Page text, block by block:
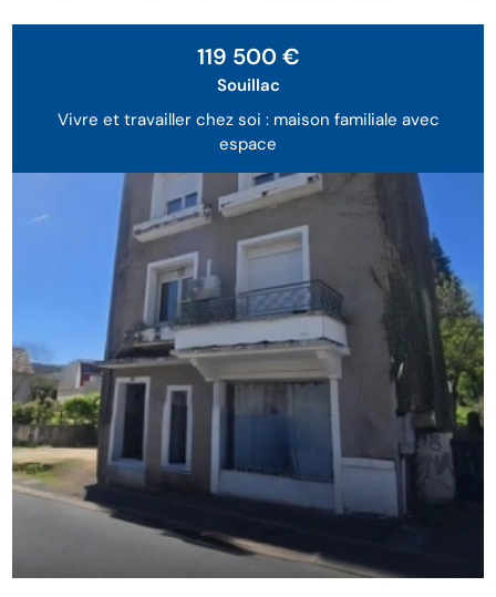
Vivre et travailler chez soi : maison familiale avec
espace
119 500 €
Souillac